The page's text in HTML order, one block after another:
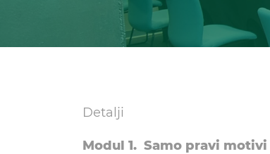
Detalji
Modul 1. Samo pravi